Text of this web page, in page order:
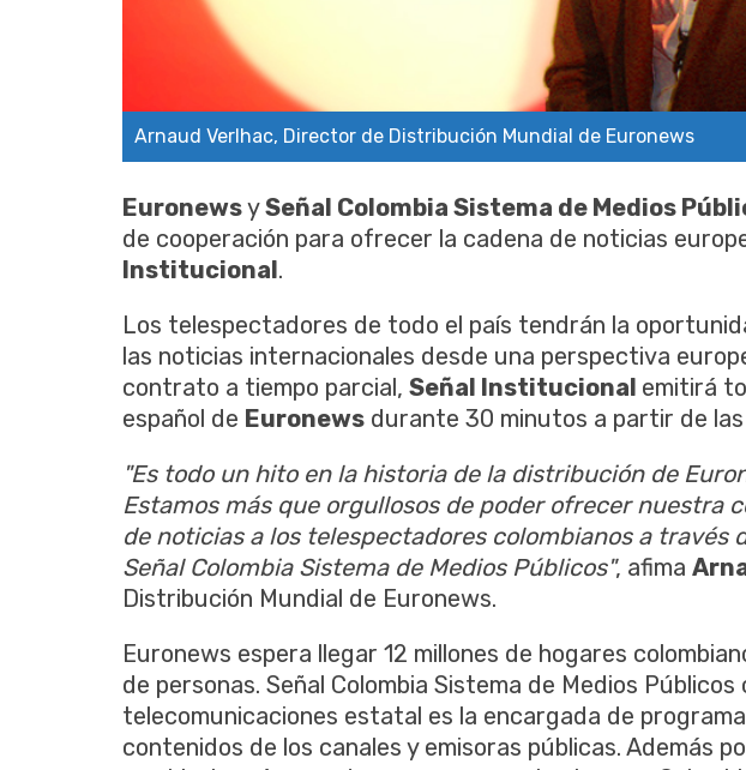
Arnaud Verlhac, Director de Distribución Mundial de Euronews
EuronewsySeñal Colombia Sistema de Medios
de cooperación para ofrecer la cadena de noticias
Institucional.
Los telespectadores de todo el país tendrán la
las noticias internacionales desde una perspectiva
contrato a tiempo parcial, Señal Institucional emitirá
español de Euronews durante 30 minutos a partir de las
"Es todo un hito en la historia de la distribución de
Estamos más que orgullosos de poder ofrecer nuestra
de noticias a los telespectadores colombianos a través
Señal Colombia Sistema de Medios Públicos", afima
Distribución Mundial de Euronews.
Euronews espera llegar 12 millones de hogares
de personas. Señal Colombia Sistema de Medios Públicos
telecomunicaciones estatal es la encargada de
contenidos de los canales y emisoras públicas. Además